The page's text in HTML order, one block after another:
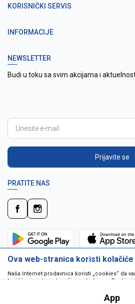
KORISNIČKI SERVIS
INFORMACIJE
NEWSLETTER
Budi u toku sa svim akcijama i
Prijavite se
PRATITE NAS
Ova web-stranica koristi kolačiće
Naša Internet prodavnica koristi „cookies“ da
korišćenje interneta vašim potrebama. Cookie
da pokrenu program ili da isporuče virus vašem
jedinstveno dodeljeni vama, i jedino mogu biti
App